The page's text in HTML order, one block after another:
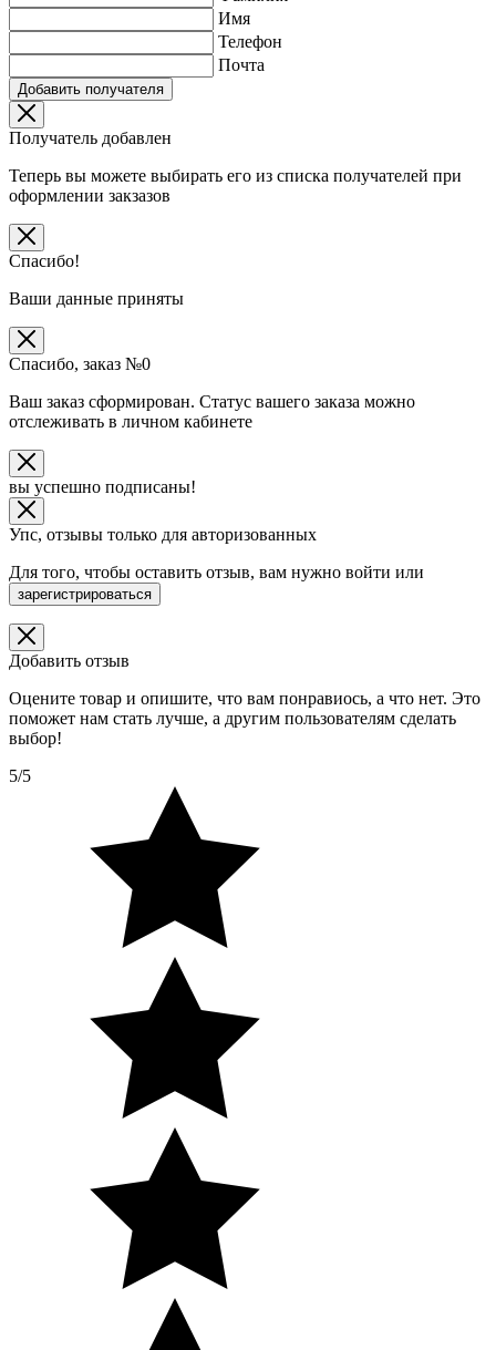
Имя
Телефон
Почта
Добавить получателя
Получатель добавлен
Теперь вы можете выбирать его из списка получателей при
оформлении закзазов
Спасибо!
Ваши данные приняты
Спасибо, заказ №0
Ваш заказ сформирован. Статус вашего заказа можно
отслеживать в личном кабинете
вы успешно подписаны!
Упс, отзывы только для авторизованных
Для того, чтобы оставить отзыв, вам нужно войти или
зарегистрироваться
Добавить отзыв
Оцените товар и опишите, что вам понравиось, а что нет. Это
поможет нам стать лучше, а другим пользователям сделать
выбор!
5/5